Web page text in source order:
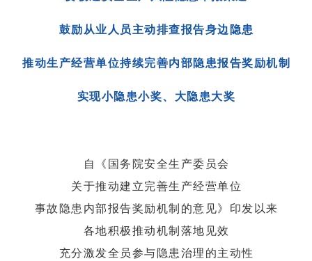
鼓励从业人员主动排查报告身边隐患
推动生产经营单位持续完善内部隐患报告奖励机制
实现小隐患小奖、大隐患大奖
自《国务院安全生产委员会
关于推动建立完善生产经营单位
事故隐患内部报告奖励机制的意见》印发以来
各地积极推动机制落地见效
充分激发全员参与隐患治理的主动性